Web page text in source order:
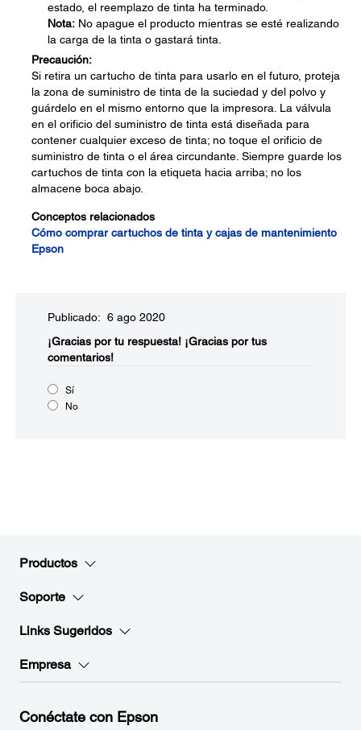
estado, el reemplazo de tinta ha terminado.
Nota: No apague el producto mientras se esté realizando
la carga de la tinta o gastará tinta.
Precaución:
Si retira un cartucho de tinta para usarlo en el futuro, proteja
la zona de suministro de tinta de la suciedad y del polvo y
guárdelo en el mismo entorno que la impresora. La válvula
en el orificio del suministro de tinta está diseñada para
contener cualquier exceso de tinta; no toque el orificio de
suministro de tinta o el área circundante. Siempre guarde los
cartuchos de tinta con la etiqueta hacia arriba; no los
almacene boca abajo.
Conceptos relacionados
Cómo comprar cartuchos de tinta y cajas de mantenimiento
Epson
Publicado: 6 ago 2020
¡Gracias por tu respuesta! ¡Gracias por tus
comentarios!
Sí
No
Productos
Soporte
Links Sugeridos
Empresa
Conéctate con Epson